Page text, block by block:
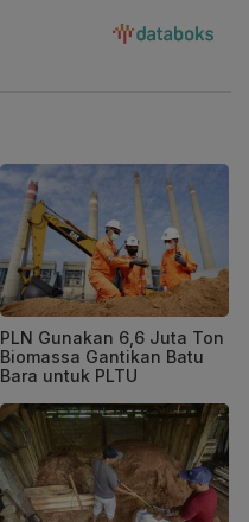
PLN Gunakan 6,6 Juta Ton
Biomassa Gantikan Batu
Bara untuk PLTU